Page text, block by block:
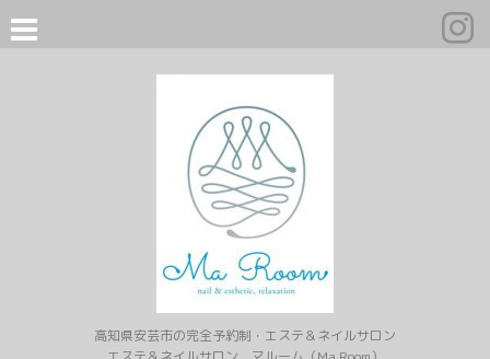
高知県安芸市の完全予約制・エステ＆ネイルサロン